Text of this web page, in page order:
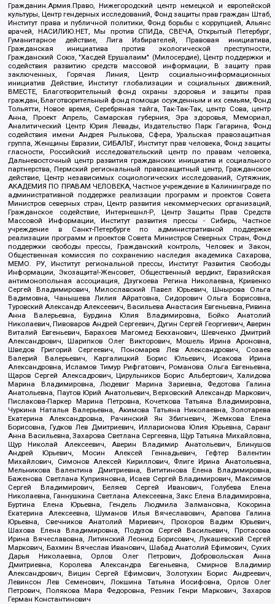
Гражданин.Армия.Право, Нижегородский центр немецкой и европейской
культуры, Центр гендерных исследований, Фонд защиты прав граждан Штаб,
Институт права и публичной политики, Фонд борьбы с коррупцией, Альянс
врачей, НАСИЛИЮ.НЕТ, Мы против СПИДа, СВЕЧА, Открытый Петербург,
Гуманитарное действие, Лига Избирателей, Правовая инициатива,
Гражданская инициатива против экологической преступности,
Гражданский Союз, "Хасдей Ерушалаим" (Милосердие), Центр поддержки и
содействия развитию средств массовой информации, В защиту прав
заключенных, Горячая Линия, Центр социально-информационных
инициатив Действие, Институт глобализации и социальных движений,
ВМЕСТЕ, Благотворительный фонд охраны здоровья и защиты прав
граждан, Благотворительный фонд помощи осужденным и их семьям, Фонд
Тольятти, Новое время, Серебряная тайга, Так-Так-Так, центр Сова, центр
Анна, Проект Апрель, Самарская губерния, Эра здоровья, Мемориал,
Аналитический Центр Юрия Левады, Издательство Парк Гагарина, Фонд
содействия имени Андрея Рылькова, Сфера, Уральская правозащитная
группа, Женщины Евразии, СИБАЛЬТ, Институт прав человека, Фонд защиты
гласности, Российский исследовательский центр по правам человека,
Дальневосточный центр развития гражданских инициатив и социального
партнерства, Пермский региональный правозащитный центр, Гражданское
действие, Центр независимых социологических исследований, Сутяжник,
АКАДЕМИЯ ПО ПРАВАМ ЧЕЛОВЕКА, Частное учреждение в Калининграде по
административной поддержке реализации программ и проектов Совета
Министров северных стран, Центр развития некоммерческих организаций,
Гражданское содействие, Интернешнл-Р, Центр Защиты Прав Средств
Массовой Информации, Институт развития прессы - Сибирь, Частное
учреждение в Санкт-Петербурге по административной поддержке
реализации программ и проектов Совета Министров Северных Стран, Фонд
поддержки свободы прессы, Гражданский контроль, Человек и Закон,
Общественная комиссия по сохранению наследия академика Сахарова,
МЕМО. РУ, Институт региональной прессы, Институт Развития Свободы
Информации, Экозащита!-Женсовет, Общественный вердикт, Евразийская
антимонопольная ассоциация, Дзугкоева Регина Николаевна, Кривенко
Сергей Владимирович, Милославский Павел Юрьевич, Шнырова Ольга
Вадимовна, Чанышева Лилия Айратовна, Сидорович Ольга Борисовна,
Туровский Александр Алексеевич, Васильева Анастасия Евгеньевна, Ривина
Анна Валерьевна, Бурдина Юлия Владимировна, Бойко Анатолий
Николаевич, Пивоваров Андрей Сергеевич, Дугин Сергей Георгиевич, Аверин
Виталий Евгеньевич, Барахоев Магомед Бекханович, Шевченко Дмитрий
Александрович, Шарипков Олег Викторович, Мошель Ирина Ароновна,
Шведов Григорий Сергеевич, Пономарев Лев Александрович, Созаев
Валерий Валерьевич, Каргалицкий Борис Юльевич, Исакова Ирина
Александровна, Исламов Тимур Рифгатович, Романова Ольга Евгеньевна,
Щаров Сергей Алексадрович, Цирульников Борис Альбертович, Халидова
Марина Владимировна, Людевиг Марина Зариевна, Федотова Галина
Анатольевна, Паутов Юрий Анатольевич, Верховский Александр Маркович,
Пислакова-Паркер Марина Петровна, Кочеткова Татьяна Владимировна,
Чуркина Наталья Валерьевна, Акимова Татьяна Николаевна, Золотарева
Екатерина Александровна, Рачинский Ян Збигневич, Жемкова Елена
Борисовна, Гудков Лев Дмитриевич, Илларионова Юлия Юрьевна, Саранг
Анна Васильевна, Захарова Светлана Сергеевна, Щур Татьяна Михайловна,
Щур Николай Алексеевич, Аверин Владимир Анатольевич, Блинушов
Андрей Юрьевич, Мосин Алексей Геннадьевич, Гефтер Валентин
Михайлович, Симонов Алексей Кириллович, Флиге Ирина Анатольевна,
Мельникова Валентина Дмитриевна, Вититинова Елена Владимировна,
Баженова Светлана Куприяновна, Исаев Сергей Владимирович, Максимов
Сергей Владимирович, Беляев Сергей Иванович, Голубева Елена
Николаевна, Ганнушкина Светлана Алексеевна, Закс Елена Владимировна,
Буртина Елена Юрьевна, Гендель Людмила Залмановна, Кокорина
Екатерина Алексеевна, Шуманов Илья Вячеславович, Арапова Галина
Юрьевна, Свечников Анатолий Мариевич, Прохоров Вадим Юрьевич,
Шахова Елена Владимировна, Подузов Сергей Васильевич, Протасова
Ирина Вячеславовна, Литинский Леонид Борисович, Лукашевский Сергей
Маркович, Бахмин Вячеслав Иванович, Шабад Анатолий Ефимович, Сухих
Дарья Николаевна, Орлов Олег Петрович, Добровольская Анна
Дмитриевна, Королева Александра Евгеньевна, Смирнов Владимир
Александрович, Вицин Сергей Ефимович, Золотухин Борис Андреевич,
Левинсон Лев Семенович, Локшина Татьяна Иосифовна, Орлов Олег
Петрович, Полякова Мара Федоровна, Резник Генри Маркович, Захаров
Герман Константинович